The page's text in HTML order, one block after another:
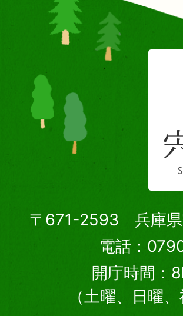
〒671-2593 兵庫県
電話：
開庁時間：
（土曜、日曜